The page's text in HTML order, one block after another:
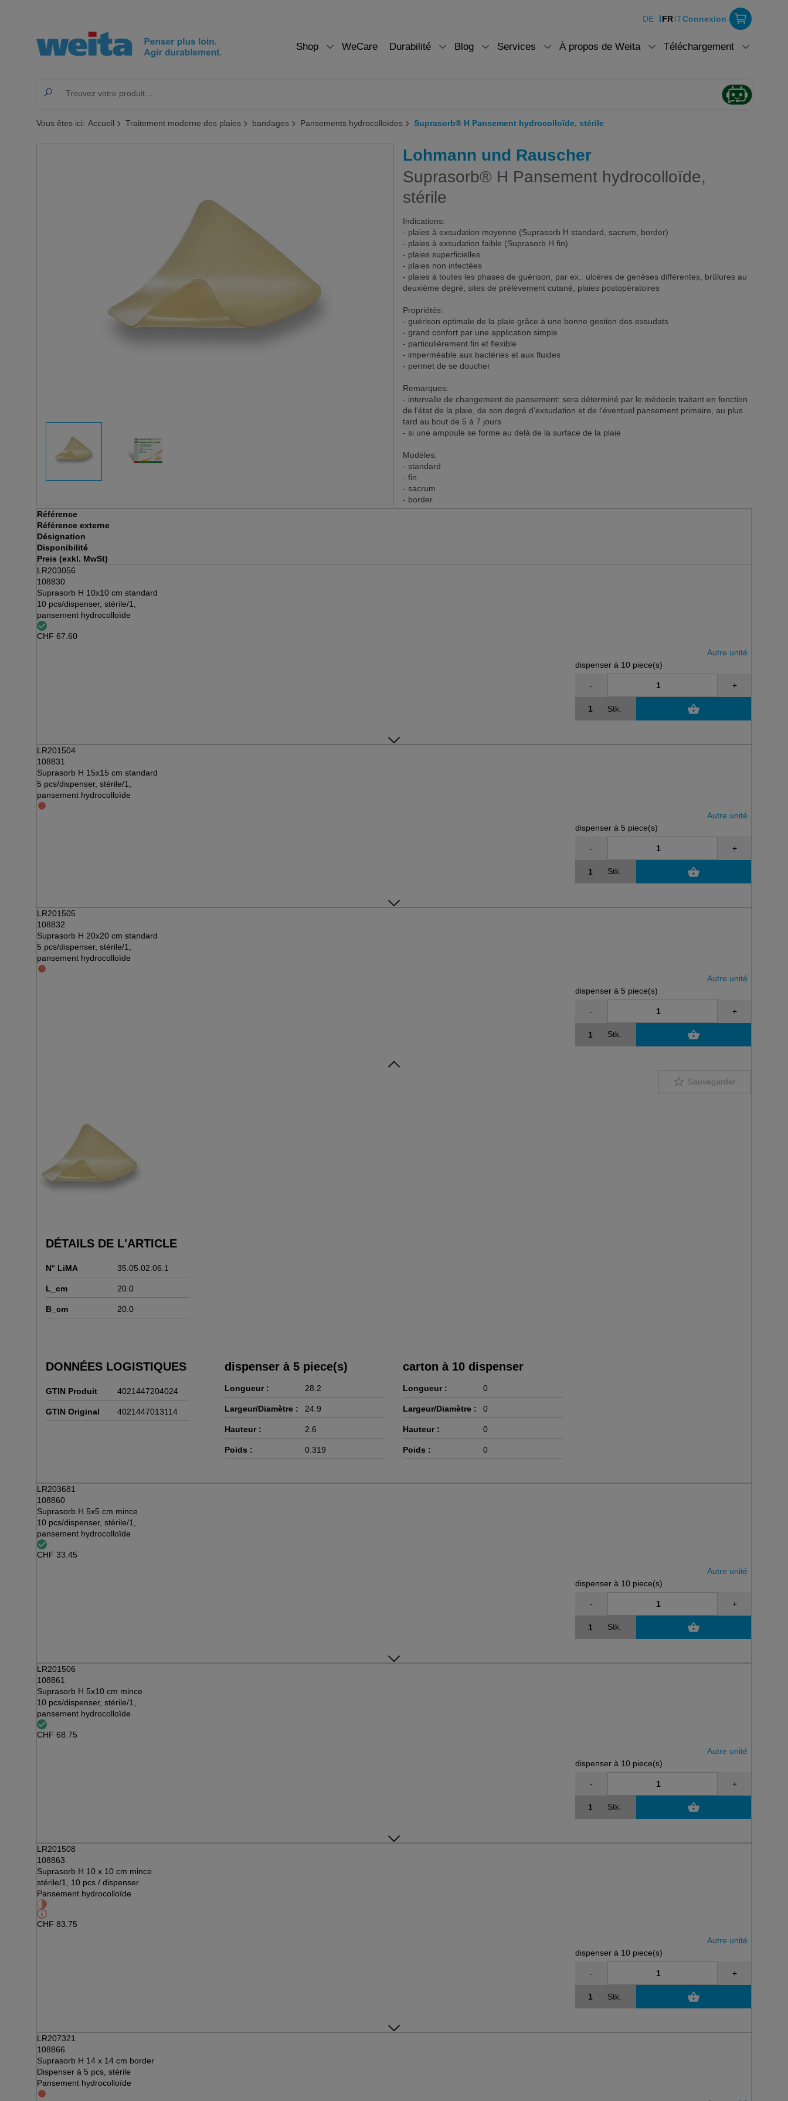
DE FRITConnexion
Shop WeCare Durabilité Blog Services À propos de Weita Téléchargement
Vous êtes ici: Accueil Traitement moderne des plaies bandages Pansements hydrocolloïdes Suprasorb® H Pansement hydrocolloïde, stérile
Lohmann und Rauscher
Suprasorb® H Pansement hydrocolloïde,
stérile
Indications:
- plaies à exsudation moyenne (Suprasorb H standard, sacrum, border)
- plaies à exsudation faible (Suprasorb H fin)
- plaies superficielles
- plaies non infectées
- plaies à toutes les phases de guérison, par ex.: ulcères de genèses différentes, brûlures au
deuxième degré, sites de prélèvement cutané, plaies postopératoires
Propriétés:
- guérison optimale de la plaie grâce à une bonne gestion des exsudats
- grand confort par une application simple
- particulièrement fin et flexible
- imperméable aux bactéries et aux fluides
- permet de se doucher
Remarques:
- intervalle de changement de pansement: sera déterminé par le médecin traitant en fonction
de l'état de la plaie, de son degré d'exsudation et de l'éventuel pansement primaire, au plus
tard au bout de 5 à 7 jours
- si une ampoule se forme au delà de la surface de la plaie
Modèles:
- standard
- fin
- sacrum
- border
Référence
Référence externe
Désignation
Disponibilité
Preis (exkl. MwSt)
LR203056
108830
Suprasorb H 10x10 cm standard
10 pcs/dispenser, stérile/1,
pansement hydrocolloïde
CHF 67.60
Autre unité
dispenser à 10 piece(s)
- +
Stk.
LR201504
108831
Suprasorb H 15x15 cm standard
5 pcs/dispenser, stérile/1,
pansement hydrocolloïde
Autre unité
dispenser à 5 piece(s)
- +
Stk.
LR201505
108832
Suprasorb H 20x20 cm standard
5 pcs/dispenser, stérile/1,
pansement hydrocolloïde
Autre unité
dispenser à 5 piece(s)
- +
Stk.
Sauvegarder
DÉTAILS DE L'ARTICLE
N° LiMA 35.05.02.06.1
L_cm 20.0
B_cm 20.0
DONNÉES LOGISTIQUES
GTIN Produit 4021447204024
GTIN Original 4021447013114
dispenser à 5 piece(s)
Longueur : 28.2
Largeur/Diamètre : 24.9
Hauteur : 2.6
Poids : 0.319
carton à 10 dispenser
Longueur : 0
Largeur/Diamètre : 0
Hauteur : 0
Poids : 0
LR203681
108860
Suprasorb H 5x5 cm mince
10 pcs/dispenser, stérile/1,
pansement hydrocolloïde
CHF 33.45
Autre unité
dispenser à 10 piece(s)
- +
Stk.
LR201506
108861
Suprasorb H 5x10 cm mince
10 pcs/dispenser, stérile/1,
pansement hydrocolloïde
CHF 68.75
Autre unité
dispenser à 10 piece(s)
- +
Stk.
LR201508
108863
Suprasorb H 10 x 10 cm mince
stérile/1, 10 pcs / dispenser
Pansement hydrocolloïde
CHF 83.75
Autre unité
dispenser à 10 piece(s)
- +
Stk.
LR207321
108866
Suprasorb H 14 x 14 cm border
Dispenser à 5 pcs, stérile
Pansement hydrocolloïde